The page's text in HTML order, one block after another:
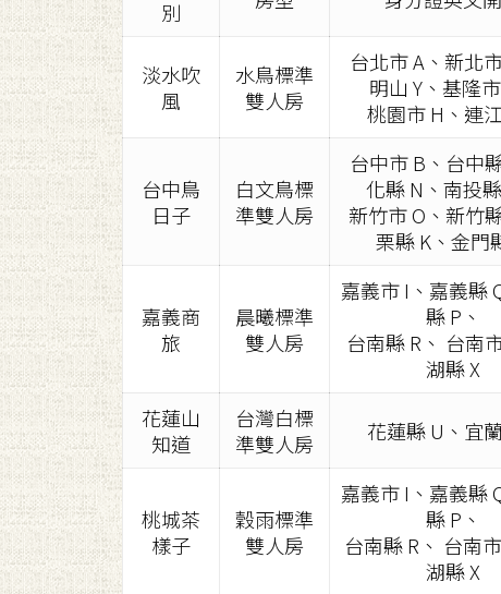
別
淡水吹
風
水鳥標準
雙人房
台北市 A、新北
明山 Y、基隆市
桃園市 H、連
台中鳥
日子
白文鳥標
準雙人房
台中市 B、台中
化縣 N、南投
新竹市 O、新竹
栗縣 K、金門
嘉義商
旅
晨曦標準
雙人房
嘉義市 I、嘉義縣
縣 P、
台南縣 R、 台南
湖縣 X
花蓮山
知道
台灣白標
準雙人房
花蓮縣 U、宜
桃城茶
樣子
穀雨標準
雙人房
嘉義市 I、嘉義縣
縣 P、
台南縣 R、 台南
湖縣 X